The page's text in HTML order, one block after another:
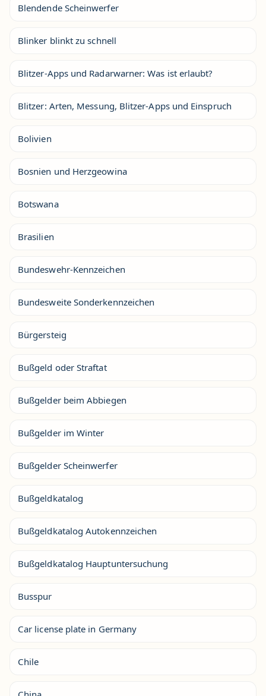
Blendende Scheinwerfer
Blinker blinkt zu schnell
Blitzer-Apps und Radarwarner: Was ist erlaubt?
Blitzer: Arten, Messung, Blitzer-Apps und Einspruch
Bolivien
Bosnien und Herzgeowina
Botswana
Brasilien
Bundeswehr-Kennzeichen
Bundesweite Sonderkennzeichen
Bürgersteig
Bußgeld oder Straftat
Bußgelder beim Abbiegen
Bußgelder im Winter
Bußgelder Scheinwerfer
Bußgeldkatalog
Bußgeldkatalog Autokennzeichen
Bußgeldkatalog Hauptuntersuchung
Busspur
Car license plate in Germany
Chile